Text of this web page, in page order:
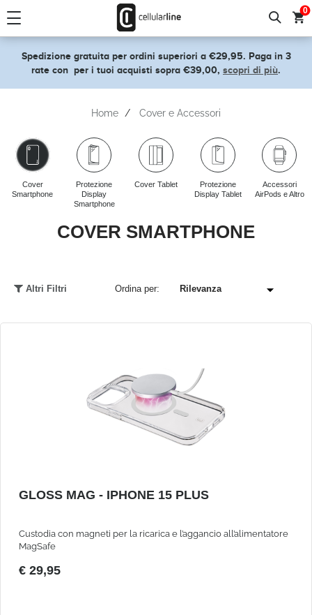
0
Spedizione gratuita per ordini superiori a €29,95. Paga in 3
rate con per i tuoi acquisti sopra €39,00, scopri di più.
Home Cover e Accessori
Cover
Smartphone
Protezione
Display
Smartphone
Cover Tablet
Protezione
Display Tablet
Accessori
AirPods e Altro
COVER SMARTPHONE
Altri Filtri Ordina per:
GLOSS MAG - IPHONE 15 PLUS
Custodia con magneti per la ricarica e l’aggancio all’alimentatore
MagSafe
€ 29,95